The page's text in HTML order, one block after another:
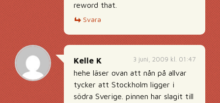
reword that.
Svara
3 juni, 2009 kl. 01:47
Kelle K
hehe läser ovan att nån på allvar
tycker att Stockholm ligger i
södra Sverige. pinnen har slagit till